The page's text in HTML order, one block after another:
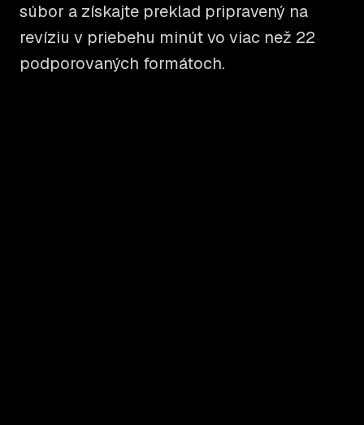
súbor a získajte preklad pripravený na
revíziu v priebehu minút vo viac než 22
podporovaných formátoch.